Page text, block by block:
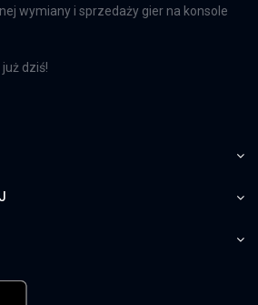
wymiany i sprzedaży gier na konsole
już dziś!